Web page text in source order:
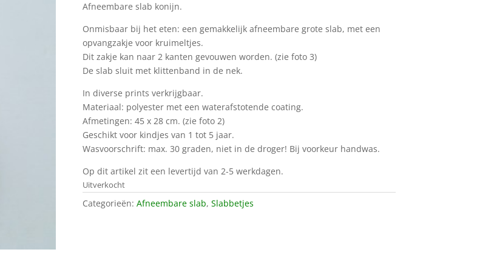
Afneembare slab konijn.
Onmisbaar bij het eten: een gemakkelijk afneembare grote slab, met een
opvangzakje voor kruimeltjes.
Dit zakje kan naar 2 kanten gevouwen worden. (zie foto 3)
De slab sluit met klittenband in de nek.
In diverse prints verkrijgbaar.
Materiaal: polyester met een waterafstotende coating.
Afmetingen: 45 x 28 cm. (zie foto 2)
Geschikt voor kindjes van 1 tot 5 jaar.
Wasvoorschrift: max. 30 graden, niet in de droger! Bij voorkeur handwas.
Op dit artikel zit een levertijd van 2-5 werkdagen.
Uitverkocht
Categorieën: Afneembare slab, Slabbetjes